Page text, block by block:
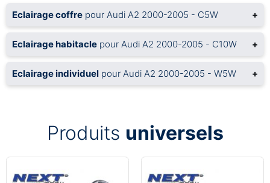
Eclairage coffre pour Audi A2 2000-2005 - C5W +
Eclairage habitacle pour Audi A2 2000-2005 - C10W +
Eclairage individuel pour Audi A2 2000-2005 - W5W +
Produits universels